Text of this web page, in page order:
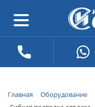
Главная Оборудование